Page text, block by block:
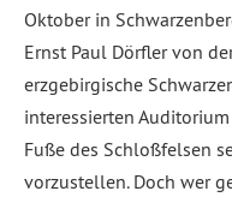
Oktober in
Ernst Paul Dörfler von
erzgebirgische
interessierten
Fuße des Schloßfelsen
vorzustellen. Doch wer